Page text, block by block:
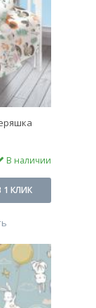
В наличии
1 КЛИК